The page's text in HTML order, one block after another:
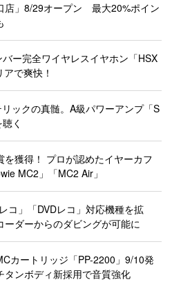
店」8/29オープン 最大20%ポイン
ー完全ワイヤレスイヤホン「HSX
で爽快！
ックの真髄。A級パワーアンプ「S
く
を獲得！ プロが認めたイヤーカフ
MC2」「MC2 Air」
コ」「DVDレコ」対応機種を拡
ーダーからのダビングが可能に
カートリッジ「PP-2200」9/10発
タンボディ新採用で音質強化